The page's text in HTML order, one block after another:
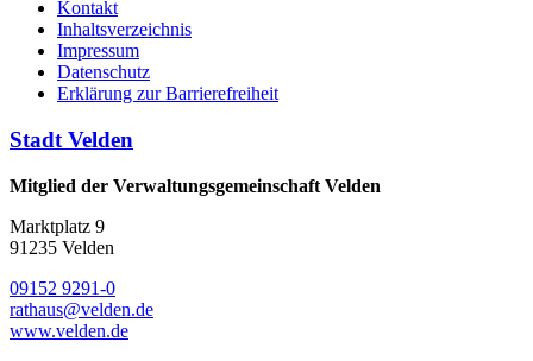
Kontakt
Inhaltsverzeichnis
Impressum
Datenschutz
Erklärung zur Barrierefreiheit
Stadt Velden
Mitglied der Verwaltungsgemeinschaft Velden
Marktplatz 9
91235 Velden
09152 9291-0
rathaus@velden.de
www.velden.de